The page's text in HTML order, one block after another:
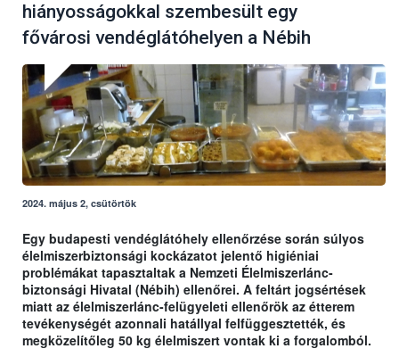
hiányosságokkal szembesült egy
fővárosi vendéglátóhelyen a Nébih
2024. május 2, csütörtök
Egy budapesti vendéglátóhely ellenőrzése során súlyos
élelmiszerbiztonsági kockázatot jelentő higiéniai
problémákat tapasztaltak a Nemzeti Élelmiszerlánc-
biztonsági Hivatal (Nébih) ellenőrei. A feltárt jogsértések
miatt az élelmiszerlánc-felügyeleti ellenőrök az étterem
tevékenységét azonnali hatállyal felfüggesztették, és
megközelítőleg 50 kg élelmiszert vontak ki a forgalomból.